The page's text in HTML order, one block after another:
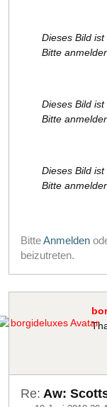
Dieses Bild
Bitte
Dieses Bild
Bitte
Dieses Bild
Bitte
BitteAnmelden
beizutreten.
Re: Aw: